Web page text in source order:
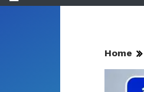
Home